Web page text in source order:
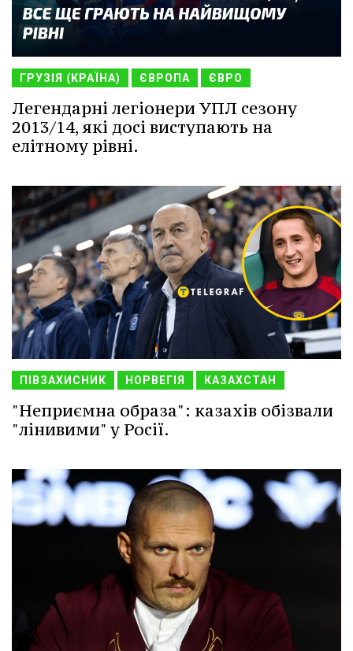
ГРУЗІЯ (КРАЇНА) ЄВРОПА ЄВРО
Легендарні легіонери УПЛ сезону
2013/14, які досі виступають на
елітному рівні.
ПІВЗАХИСНИК НОРВЕГІЯ КАЗАХСТАН
"Неприємна образа": казахів обізвали
"лінивими" у Росії.